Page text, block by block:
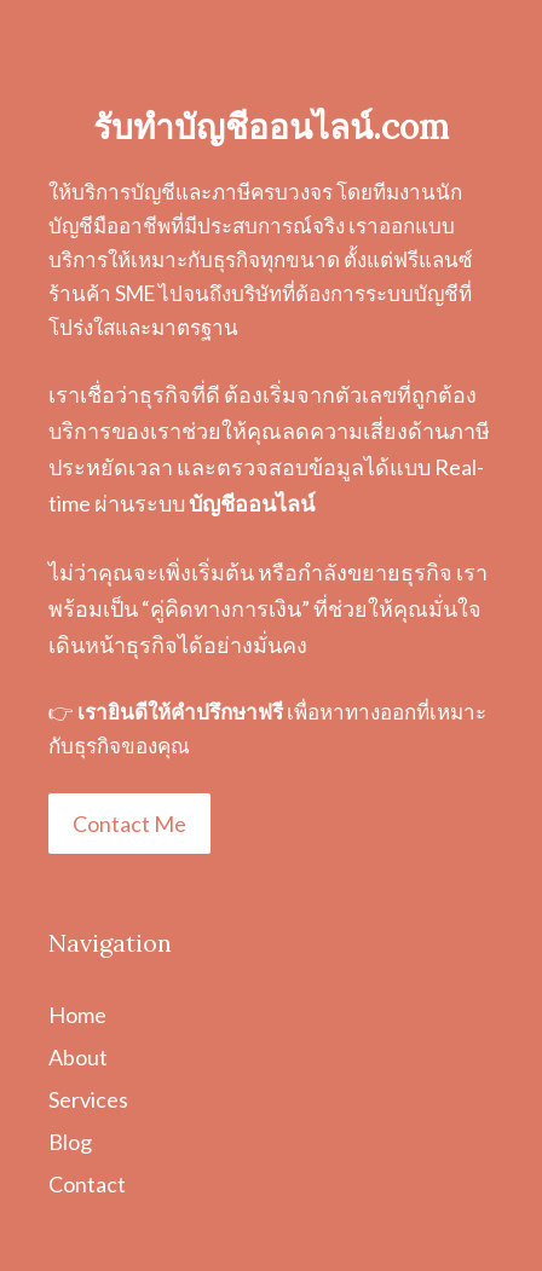
รับทำบัญชีออนไลน์.com
ให้บริการบัญชีและภาษีครบวงจร โดยทีมงานนัก
บัญชีมืออาชีพที่มีประสบการณ์จริง เราออกแบบ
บริการให้เหมาะกับธุรกิจทุกขนาด ตั้งแต่ฟรีแลนซ์
ร้านค้า SME ไปจนถึงบริษัทที่ต้องการระบบบัญชีที่
โปร่งใสและมาตรฐาน
เราเชื่อว่าธุรกิจที่ดี ต้องเริ่มจากตัวเลขที่ถูกต้อง
บริการของเราช่วยให้คุณลดความเสี่ยงด้านภาษี
ประหยัดเวลา และตรวจสอบข้อมูลได้แบบ Real-
time ผ่านระบบบัญชีออนไลน์
ไม่ว่าคุณจะเพิ่งเริ่มต้น หรือกำลังขยายธุรกิจ เรา
พร้อมเป็น “คู่คิดทางการเงิน” ที่ช่วยให้คุณมั่นใจ
เดินหน้าธุรกิจได้อย่างมั่นคง
👉 เรายินดีให้คำปรึกษาฟรีเพื่อหาทางออกที่เหมาะ
กับธุรกิจของคุณ
Contact Me
Navigation
Home
About
Services
Blog
Contact